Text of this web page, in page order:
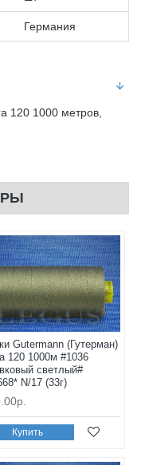
Германия
120 1000 метров,
Gutermann (Гутерман)
120 1000м #1036
светлый#
N/17 (33г)
Купить